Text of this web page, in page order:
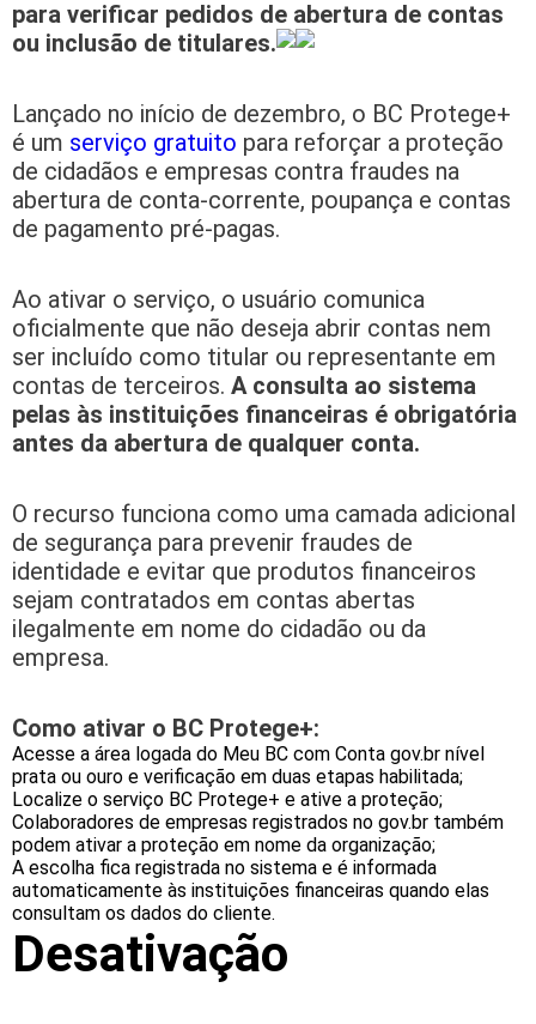
para verificar pedidos de abertura de contas
ou inclusão de titulares.
Lançado no início de dezembro, o BC Protege+
é um serviço gratuito para reforçar a proteção
de cidadãos e empresas contra fraudes na
abertura de conta-corrente, poupança e contas
de pagamento pré-pagas.
Ao ativar o serviço, o usuário comunica
oficialmente que não deseja abrir contas nem
ser incluído como titular ou representante em
contas de terceiros. A consulta ao sistema
pelas às instituições financeiras é obrigatória
antes da abertura de qualquer conta.
O recurso funciona como uma camada adicional
de segurança para prevenir fraudes de
identidade e evitar que produtos financeiros
sejam contratados em contas abertas
ilegalmente em nome do cidadão ou da
empresa.
Como ativar o BC Protege+:
Acesse a área logada do Meu BC com Conta gov.br nível
prata ou ouro e verificação em duas etapas habilitada;
Localize o serviço BC Protege+ e ative a proteção;
Colaboradores de empresas registrados no gov.br também
podem ativar a proteção em nome da organização;
A escolha fica registrada no sistema e é informada
automaticamente às instituições financeiras quando elas
consultam os dados do cliente.
Desativação